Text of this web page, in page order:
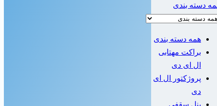
دسته بندی
همه دسته بندی
براکت مهتابی
ال ای دی
پروژکتور ال ای
دی
پنل سقفی